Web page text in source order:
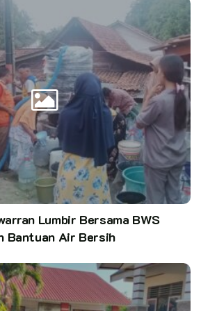
Lumbir Bersama BWS
Bantuan Air Bersih